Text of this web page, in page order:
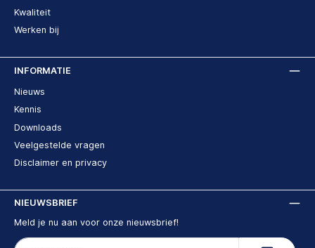
Kwaliteit
Werken bij
INFORMATIE
Nieuws
Kennis
Downloads
Veelgestelde vragen
Disclaimer en privacy
NIEUWSBRIEF
Meld je nu aan voor onze nieuwsbrief!
E-